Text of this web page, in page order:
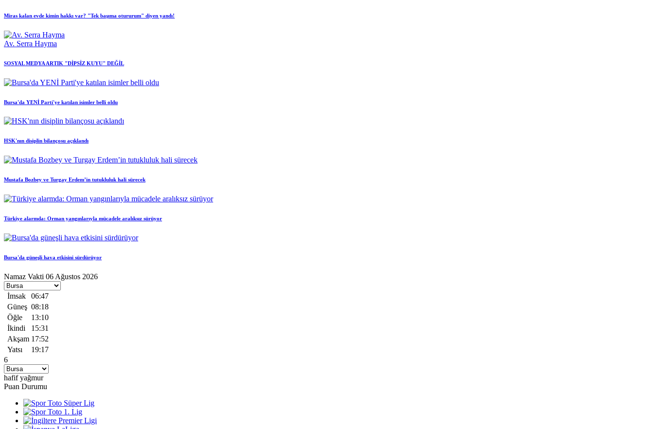
Miras kalan evde kimin hakkı var? "Tek başıma otururum" diyen yandı!
Av. Serra Hayma
SOSYAL MEDYA ARTIK "DİPSİZ KUYU" DEĞİL
Bursa'da YENİ Parti'ye katılan isimler belli oldu
HSK'nın disiplin bilançosu açıklandı
Mustafa Bozbey ve Turgay Erdem’in tutukluluk hali sürecek
Türkiye alarmda: Orman yangınlarıyla mücadele aralıksız sürüyor
Bursa'da güneşli hava etkisini sürdürüyor
Namaz Vakti 06 Ağustos 2026
İmsak
06:47
Güneş 08:18
Öğle
13:10
İkindi
15:31
Akşam 17:52
Yatsı
19:17
6
hafif yağmur
Puan Durumu